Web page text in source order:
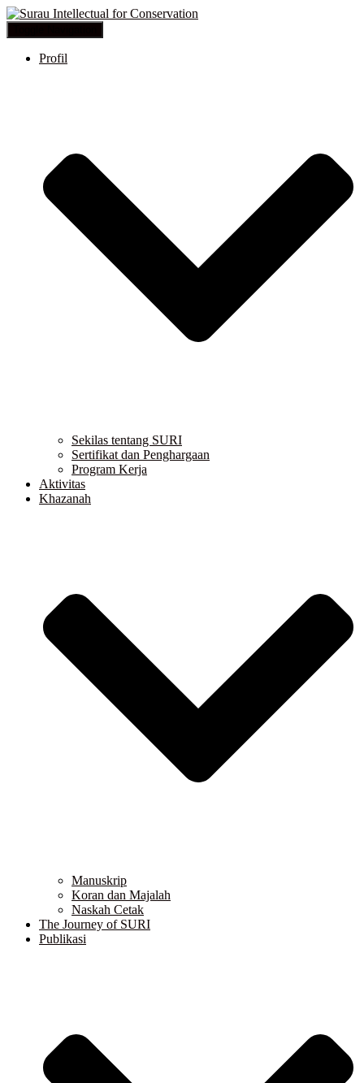
Profil
Sekilas tentang SURI
Sertifikat dan Penghargaan
Program Kerja
Aktivitas
Khazanah
Manuskrip
Koran dan Majalah
Naskah Cetak
The Journey of SURI
Publikasi